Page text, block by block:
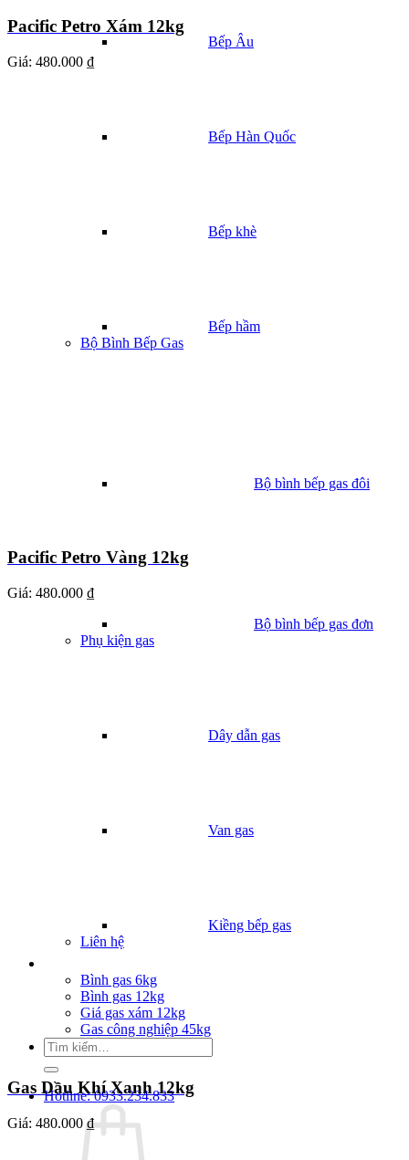
Bếp Âu
Bếp Hàn Quốc
Bếp khè
Bếp hầm
Bộ Bình Bếp Gas
Bộ bình bếp gas đôi
Bộ bình bếp gas đơn
Phụ kiện gas
Dây dẫn gas
Van gas
Kiềng bếp gas
Liên hệ
Bình gas 6kg
Bình gas 12kg
Giá gas xám 12kg
Gas công nghiệp 45kg
Tìm
kiếm:
Hotline: 0933.234.833
Pacific Petro Xám 12kg
Giá: 480.000 ₫
Pacific Petro Vàng 12kg
Giá: 480.000 ₫
Gas Dầu Khí Xanh 12kg
Giá: 480.000 ₫